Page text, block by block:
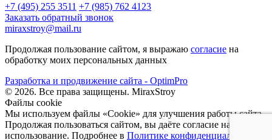
+7 (495) 255 3511 +7 (985) 762 4123
Заказать обратный звонок
miraxstroy@mail.ru
Продолжая пользование сайтом, я выражаю согласие на
обработку моих персональных данных
Разработка и продвижение сайта - OptimPro
© 2026. Все права защищены. MiraxStroy
Файлы cookie
Мы используем файлы «Cookie» для улучшения работы сайта.
Продолжая пользоваться сайтом, вы даёте согласие на их
использование. Подробнее в Политике конфиденциальности